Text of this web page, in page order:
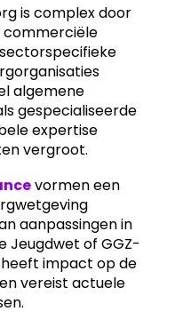
is complex door
commerciële
algemene
gespecialiseerde
expertise
vergroot.
vormen een
aanpassingen in
Jeugdwet of GGZ-
heeft impact op de
vereist actuele